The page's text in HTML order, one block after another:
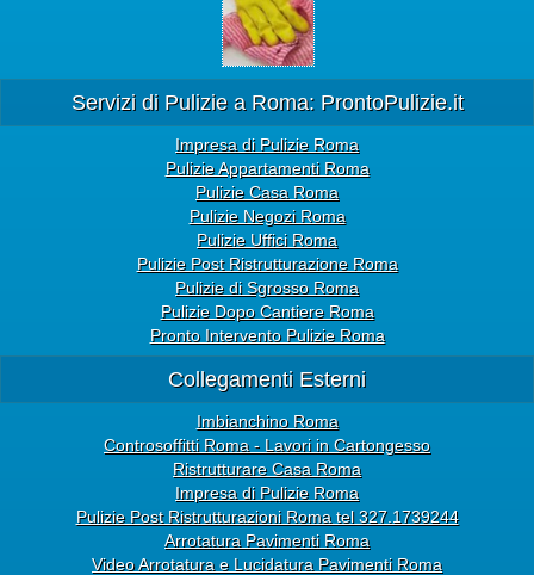
Servizi di Pulizie a Roma: ProntoPulizie.it
Impresa di Pulizie Roma
Pulizie Appartamenti Roma
Pulizie Casa Roma
Pulizie Negozi Roma
Pulizie Uffici Roma
Pulizie Post Ristrutturazione Roma
Pulizie di Sgrosso Roma
Pulizie Dopo Cantiere Roma
Pronto Intervento Pulizie Roma
Collegamenti Esterni
Imbianchino Roma
Controsoffitti Roma - Lavori in Cartongesso
Ristrutturare Casa Roma
Impresa di Pulizie Roma
Pulizie Post Ristrutturazioni Roma tel 327.1739244
Arrotatura Pavimenti Roma
Video Arrotatura e Lucidatura Pavimenti Roma